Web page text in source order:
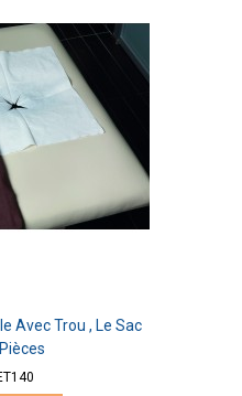
Avec Trou , Le Sac